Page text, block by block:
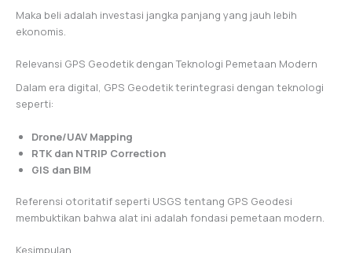
Maka beli adalah investasi jangka panjang yang jauh lebih
ekonomis.
Relevansi GPS Geodetik dengan Teknologi Pemetaan Modern
Dalam era digital, GPS Geodetik terintegrasi dengan teknologi
seperti:
Drone/UAV Mapping
RTK dan NTRIP Correction
GIS dan BIM
Referensi otoritatif seperti USGS tentang GPS Geodesi
membuktikan bahwa alat ini adalah fondasi pemetaan modern.
Kesimpulan